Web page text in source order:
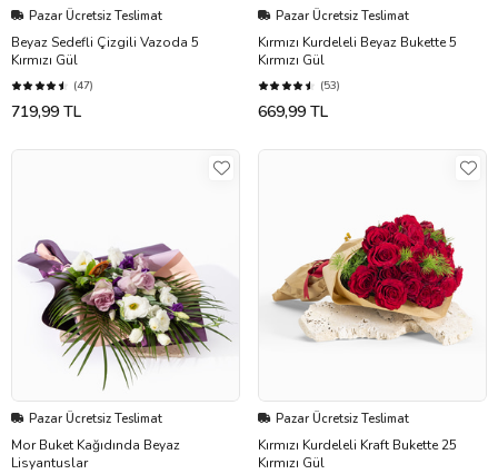
Pazar Ücretsiz Teslimat
Beyaz Sedefli Çizgili Vazoda 5
Kırmızı Gül
(47)
719,99 TL
Pazar Ücretsiz Teslimat
Kırmızı Kurdeleli Beyaz Bukette 5
Kırmızı Gül
(53)
669,99 TL
Pazar Ücretsiz Teslimat
Mor Buket Kağıdında Beyaz
Lisyantuslar
Pazar Ücretsiz Teslimat
Kırmızı Kurdeleli Kraft Bukette 25
Kırmızı Gül